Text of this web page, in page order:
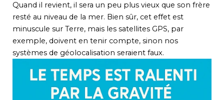
Quand il revient, il sera un peu plus vieux que son frère
resté au niveau de la mer. Bien sûr, cet effet est
minuscule sur Terre, mais les satellites GPS, par
exemple, doivent en tenir compte, sinon nos
systèmes de géolocalisation seraient faux.